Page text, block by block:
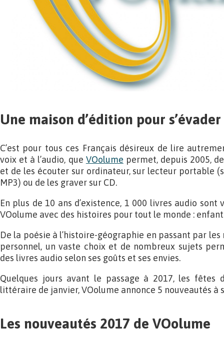
Une maison d’édition pour
C’est pour tous ces Français désireux de lire
voix et à l’audio, que VOolume permet, depuis 2005,
et de les écouter sur ordinateur, sur lecteur portable
MP3) ou de les graver sur CD.
En plus de 10 ans d’existence, 1 000 livres audio
VOolume avec des histoires pour tout le monde :
De la poésie à l’histoire-géographie en passant par
personnel, un vaste choix et de nombreux sujets
des livres audio selon ses goûts et ses envies.
Quelques jours avant le passage à 2017, les fêtes
littéraire de janvier, VOolume annonce 5 nouveautés à
Les nouveautés 2017 de VOolume